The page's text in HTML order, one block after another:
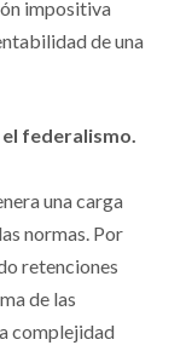
impositiva
de una
federalismo.
una carga
normas. Por
retenciones
de las
complejidad